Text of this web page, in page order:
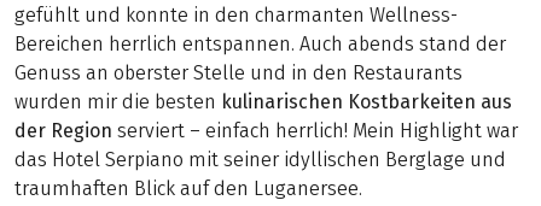
gefühlt und konnte in den charmanten Wellness-
Bereichen herrlich entspannen. Auch abends stand der
Genuss an oberster Stelle und in den Restaurants
wurden mir die besten kulinarischen Kostbarkeiten aus
der Region serviert – einfach herrlich! Mein Highlight war
das Hotel Serpiano mit seiner idyllischen Berglage und
traumhaften Blick auf den Luganersee.